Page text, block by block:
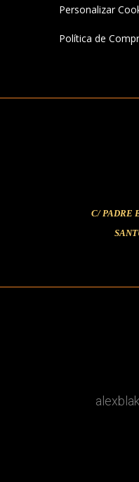
Personalizar
Política de
C/ PADRE